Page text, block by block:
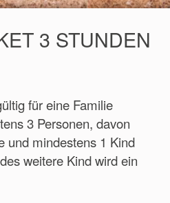
3 STUNDEN
für eine Familie
3 Personen, davon
und mindestens 1 Kind
weitere Kind wird ein